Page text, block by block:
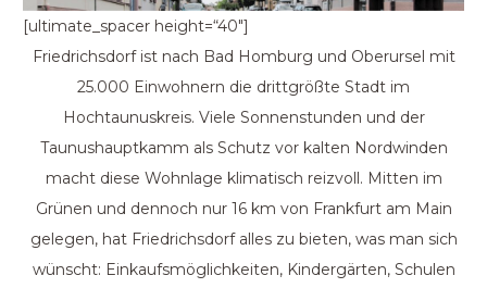
[ultimate_spacer height=“40″]
Friedrichsdorf ist nach Bad Homburg und Oberursel mit
25.000 Einwohnern die drittgrößte Stadt im
Hochtaunuskreis. Viele Sonnenstunden und der
Taunushauptkamm als Schutz vor kalten Nordwinden
macht diese Wohnlage klimatisch reizvoll. Mitten im
Grünen und dennoch nur 16 km von Frankfurt am Main
gelegen, hat Friedrichsdorf alles zu bieten, was man sich
wünscht: Einkaufsmöglichkeiten, Kindergärten, Schulen